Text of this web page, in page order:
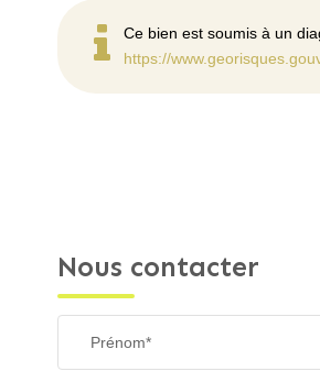
Ce bien est soumis à un
https://
Nous contacter
Prénom*